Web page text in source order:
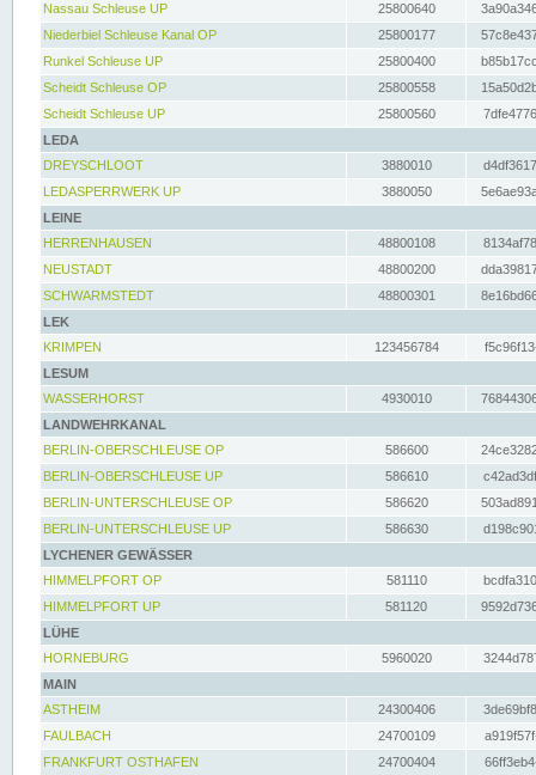
Nassau Schleuse UP
25800640
Niederbiel Schleuse Kanal OP
25800177
Runkel Schleuse UP
25800400
Scheidt Schleuse OP
25800558
Scheidt Schleuse UP
25800560
LEDA
DREYSCHLOOT
3880010
LEDASPERRWERK UP
3880050
LEINE
HERRENHAUSEN
48800108
NEUSTADT
48800200
SCHWARMSTEDT
48800301
LEK
KRIMPEN
123456784
LESUM
WASSERHORST
4930010
LANDWEHRKANAL
BERLIN-OBERSCHLEUSE OP
586600
BERLIN-OBERSCHLEUSE UP
586610
BERLIN-UNTERSCHLEUSE OP
586620
BERLIN-UNTERSCHLEUSE UP
586630
LYCHENER GEWÄSSER
HIMMELPFORT OP
581110
HIMMELPFORT UP
581120
LÜHE
HORNEBURG
5960020
MAIN
ASTHEIM
24300406
FAULBACH
24700109
FRANKFURT OSTHAFEN
24700404